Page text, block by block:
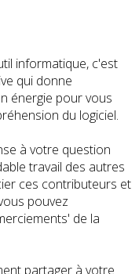
informatique, c'est
qui donne
énergie pour vous
du logiciel.
à votre question
travail des autres
ces contributeurs et
pouvez
de la
partager à votre